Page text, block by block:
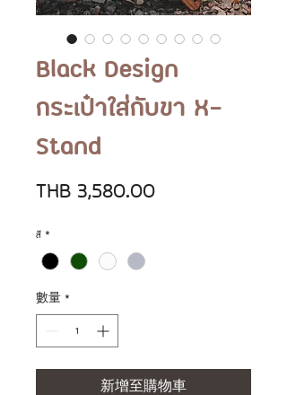
Black Design
กระเป๋าใส่กับขา X-
Stand
THB 3,580.00價
สี *
數量 *
新增至購物車